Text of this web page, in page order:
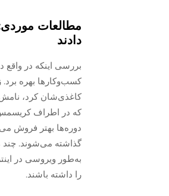
مطالعات
دادند
بررسی اینکه در
کسب‌وکارها بهره
کاغذی‌شان کرد، نامش
که در اطراف کریسمس
دوره‌ها بهتر فروش
گذاشته می‌شوند. چند
به‌طور ویروسی در
را داشته باشند.